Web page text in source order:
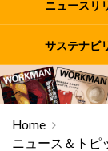
ニュースリ
サステナビ
Home
ニュース＆トピ